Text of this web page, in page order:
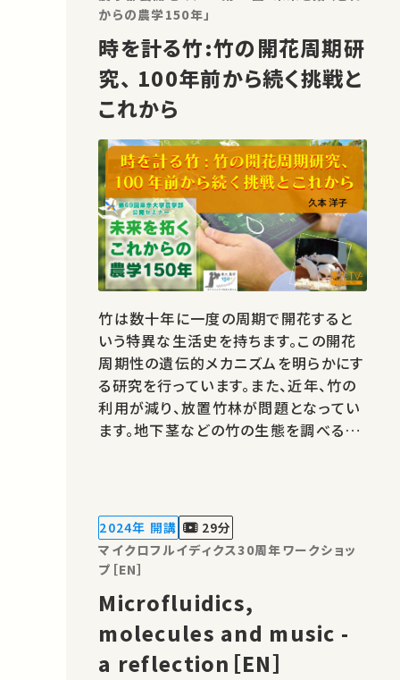
からの農学150年」
時を計る竹:竹の開花周期研
究、 100年前から続く挑戦と
これから
竹は数十年に一度の周期で開花すると
いう特異な生活史を持ちます。この開花
周期性の遺伝的メカニズムを明らかにす
る研究を行っています。また、近年、竹の
利用が減り、放置竹林が問題となってい
ます。地下茎などの竹の生態を調べるこ
2024年 開講
29分
マイクロフルイディクス30周年ワークショッ
プ［EN］
Microfluidics,
molecules and music -
a reflection［EN］